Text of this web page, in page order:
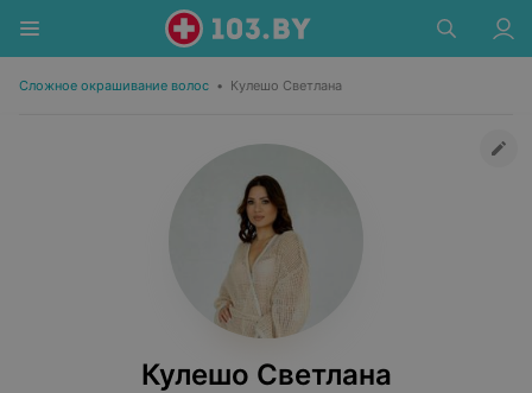
Сложное окрашивание волос • Кулешо Светлана
Кулешо Светлана